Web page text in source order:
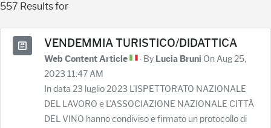
557 Results for
VENDEMMIA TURISTICO/DIDATTICA
Web Content Article · By Lucia Bruni On Aug 25,
2023 11:47 AM
In data 23 luglio 2023 L’ISPETTORATO NAZIONALE
DEL LAVORO e L’ASSOCIAZIONE NAZIONALE CITTÀ
DEL VINO hanno condiviso e firmato un protocollo di